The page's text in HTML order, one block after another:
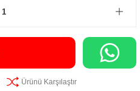
Ürünü Karşılaştır